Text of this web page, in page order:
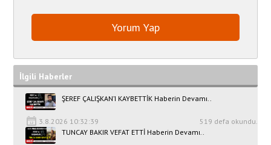
İlgili Haberler
ŞEREF ÇALIŞKAN’I KAYBETTİK Haberin Devamı..
3.8.2026 10:32:39
519 defa okundu.
TUNCAY BAKIR VEFAT ETTİ Haberin Devamı..